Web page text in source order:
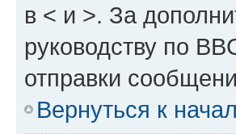
в < и >. За
руководству по
отправки
Вернуться к